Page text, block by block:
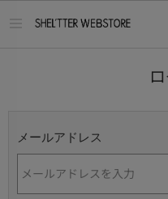
メールアドレス